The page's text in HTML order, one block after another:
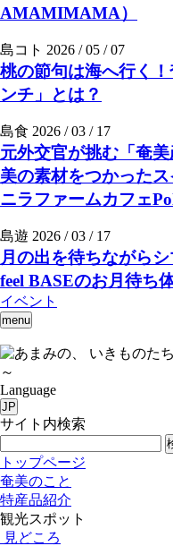
AMAMIMAMA）
島コト 2026 / 05 / 07
桃の節句は海へ行く
ンチ」とは？
島食 2026 / 03 / 17
元外交官が挑む「奄
美の素材をつかった
ニラファームカフェ
島遊 2026 / 03 / 17
月の出を待ちながら
feel BASEのお月待ち
イベント
menu
いきものた
～
Language
JP
サイト内検索
トップページ
奄美のこと
特産品紹介
観光スポット
見どころ